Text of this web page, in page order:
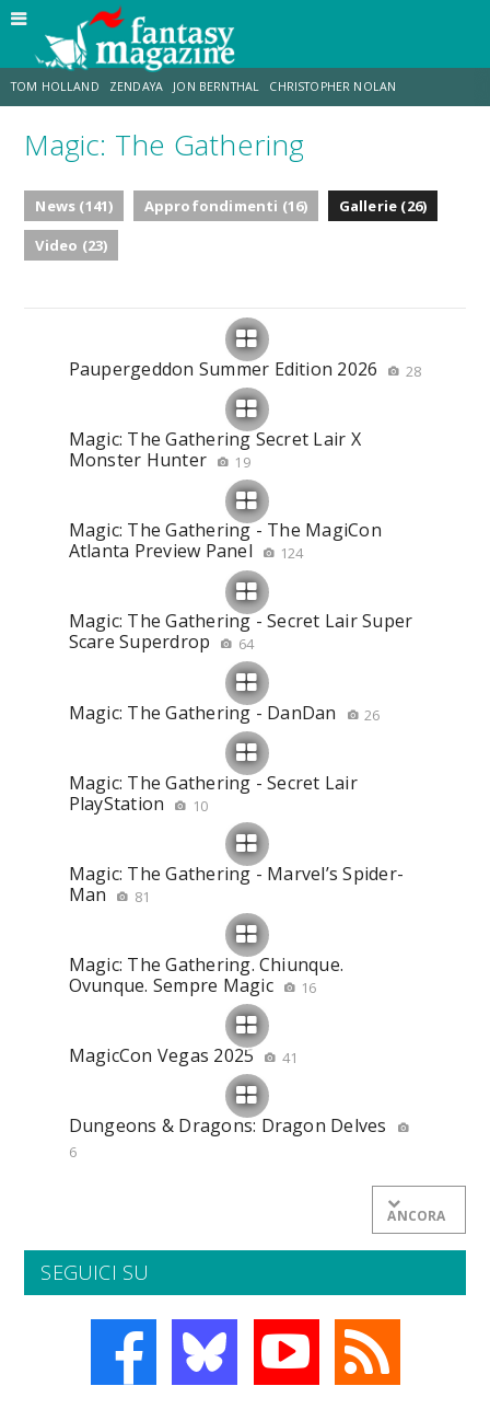
TOM HOLLAND ZENDAYA JON BERNTHAL CHRISTOPHER NOLAN
STRANIMONDI LUCCA COMICS & GAMES ODISSEA
DESTIN DANIEL CRETTON
Magic: The Gathering
News (141) Approfondimenti (16)
Gallerie (26)
Video (23)
Paupergeddon Summer Edition 2026 28
Magic: The Gathering Secret Lair X
Monster Hunter
19
Magic: The Gathering - The MagiCon
Atlanta Preview Panel
124
Magic: The Gathering - Secret Lair Super
Scare Superdrop
64
Magic: The Gathering - DanDan 26
Magic: The Gathering - Secret Lair
PlayStation
10
Magic: The Gathering - Marvel’s Spider-
Man
81
Magic: The Gathering. Chiunque.
Ovunque. Sempre Magic
16
MagicCon Vegas 2025 41
Dungeons & Dragons: Dragon Delves
6
ANCORA
SEGUICI SU